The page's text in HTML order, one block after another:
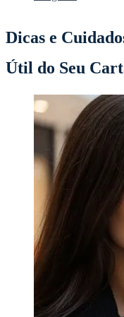
Dicas e
Útil do Seu